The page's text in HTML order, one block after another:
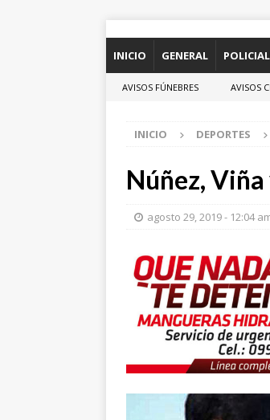
INICIO GENERAL
AVISOS FÚNEBRES AVISOS
INICIO DEPORTES
Núñez,
agosto 29, 2019 - 12:04